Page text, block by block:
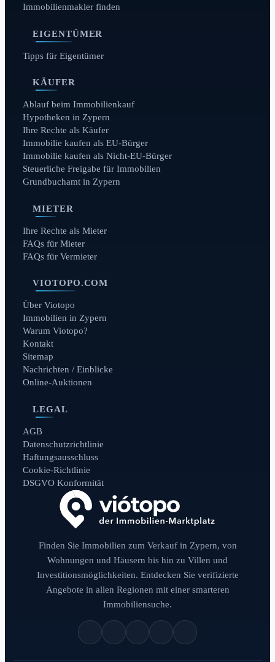
Immobilienmakler finden
EIGENTÜMER
Tipps für Eigentümer
KÄUFER
Ablauf beim Immobilienkauf
Hypotheken in Zypern
Ihre Rechte als Käufer
Immobilie kaufen als EU-Bürger
Immobilie kaufen als Nicht-EU-Bürger
Steuerliche Freigabe für Immobilien
Grundbuchamt in Zypern
MIETER
Ihre Rechte als Mieter
FAQs für Mieter
FAQs für Vermieter
VIOTOPO.COM
Über Viotopo
Immobilien in Zypern
Warum Viotopo?
Kontakt
Sitemap
Nachrichten / Einblicke
Online-Auktionen
LEGAL
AGB
Datenschutzrichtlinie
Haftungsausschluss
Cookie-Richtlinie
DSGVO Konformität
Finden Sie Immobilien zum Verkauf in Zypern, von
Wohnungen und Häusern bis hin zu Villen und
Investitionsmöglichkeiten. Entdecken Sie verifizierte
Angebote in allen Regionen mit einer smarteren
Immobiliensuche.